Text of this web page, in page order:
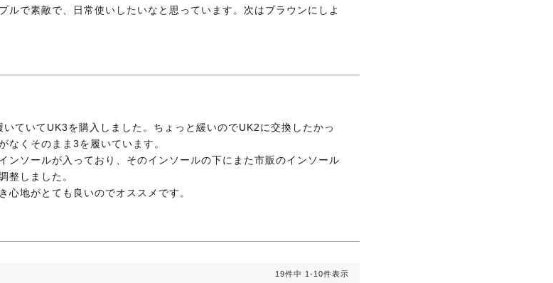
ルで素敵で、日常使いしたいなと思っています。次はブラウンにしよ
ていてUK3を購入しました。ちょっと緩いのでUK2に交換したかっ
なくそのまま3を履いています。
ンソールが入っており、そのインソールの下にまた市販のインソール
整しました。
心地がとても良いのでオススメです。
19件中 1 -10件表示